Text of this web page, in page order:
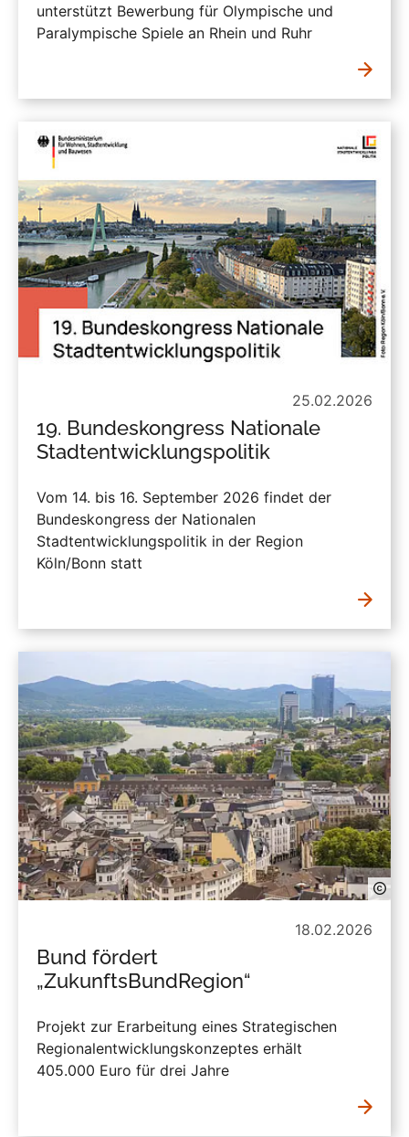
unterstützt Bewerbung für Olympische und
Paralympische Spiele an Rhein und Ruhr
25.02.2026
19. Bundeskongress Nationale
Stadtentwicklungspolitik
Vom 14. bis 16. September 2026 findet der
Bundeskongress der Nationalen
Stadtentwicklungspolitik in der Region
Köln/Bonn statt
18.02.2026
Bund fördert
„ZukunftsBundRegion“
Projekt zur Erarbeitung eines Strategischen
Regionalentwicklungskonzeptes erhält
405.000 Euro für drei Jahre